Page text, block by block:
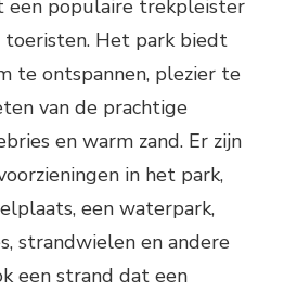
een populaire trekpleister
toeristen. Het park biedt
te ontspannen, plezier te
van de prachtige
en warm zand. Er zijn
in het park,
een waterpark,
strandwielen en andere
een strand dat een